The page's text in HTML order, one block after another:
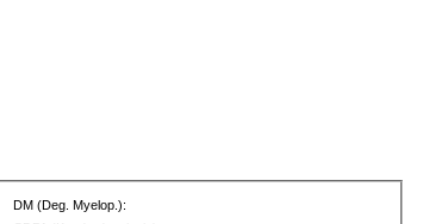
DM (Deg. Myelop.):